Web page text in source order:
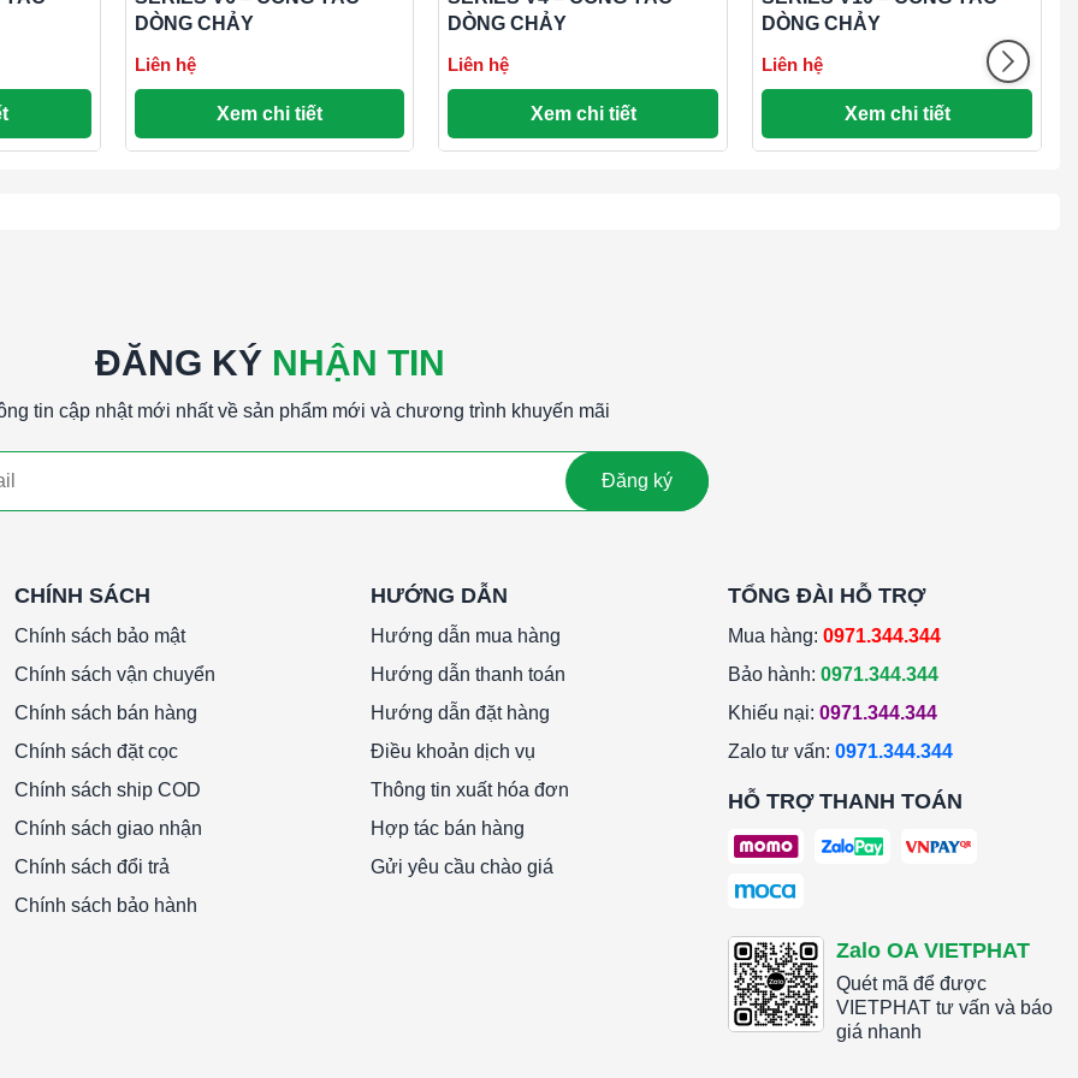
M25 với tùy chọn -BSPT.
hoặc 38,10 mm.
hoạt động tốt. Có sẵn các đơn vị để lắp đặt
DÒNG CHẢY
Liên hệ
Xem chi tiết
DÒNG CHẢY
Liên hệ
Xem chi tiết
DÒNG CHẢY
Liên hệ
Xem chi tiết
ĐĂNG KÝ NHẬN TIN
tin cập nhật mới nhất về sản phẩm mới và chương trình khuyến mãi
Đăng ký
CHÍNH SÁCH
Chính sách bảo mật
Chính sách vận chuyển
Chính sách bán hàng
Chính sách đặt cọc
Chính sách ship COD
Chính sách giao nhận
Chính sách đổi trả
Chính sách bảo hành
HƯỚNG DẪN
Hướng dẫn mua hàng
Hướng dẫn thanh toán
Hướng dẫn đặt hàng
Điều khoản dịch vụ
Thông tin xuất hóa đơn
Hợp tác bán hàng
Gửi yêu cầu chào giá
TỔNG ĐÀI HỖ TRỢ
Mua hàng: 0971.344.344
Bảo hành: 0971.344.344
Khiếu nại: 0971.344.344
Zalo tư vấn: 0971.344.344
HỖ TRỢ THANH TOÁN
Zalo OA VIETPHAT
Quét mã để được
VIETPHAT tư vấn và báo
giá nhanh